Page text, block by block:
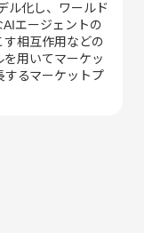
ル化し、ワールド
エージェントの
相互作用などの
用いてマーケッ
するマーケットプ